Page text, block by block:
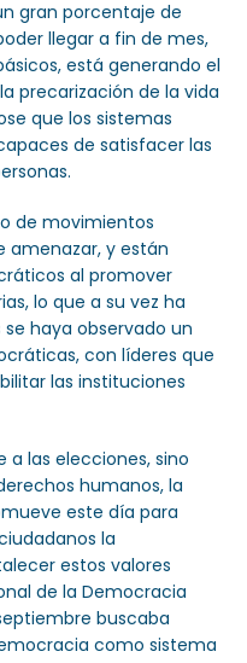
gran porcentaje de
llegar a fin de mes,
está generando el
precarización de la vida
que los sistemas
de satisfacer las
de movimientos
amenazar, y están
al promover
lo que a su vez ha
haya observado un
con líderes que
las instituciones
a las elecciones, sino
humanos, la
este día para
la
estos valores
de la Democracia
buscaba
como sistema